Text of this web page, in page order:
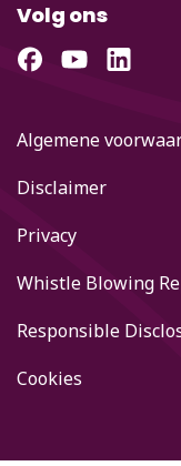
Volg ons
Algemene
Disclaimer
Privacy
Whistle Blowing
Responsible
Cookies